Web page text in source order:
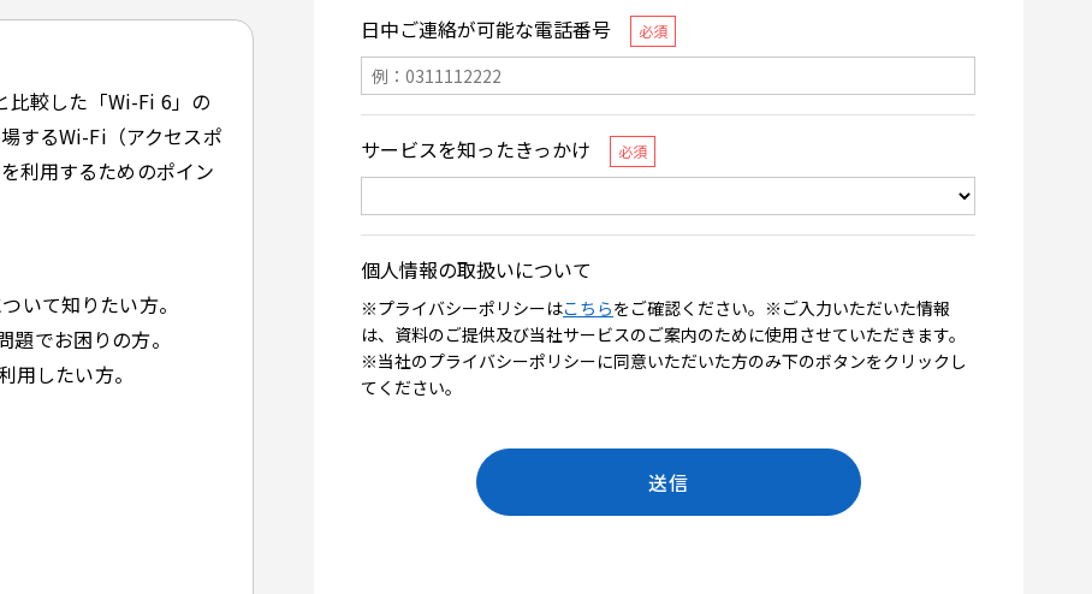
比較した「Wi-Fi 6」の
するWi-Fi（アクセスポ
利用するためのポイン
いて知りたい方。
題でお困りの方。
用したい方。